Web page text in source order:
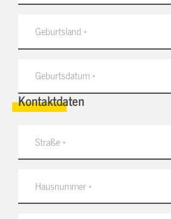
Kontaktdaten